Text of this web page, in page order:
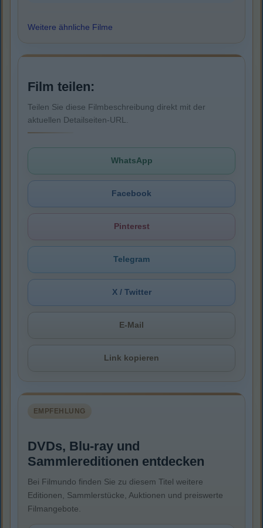
Weitere ähnliche Filme
Film teilen:
Teilen Sie diese Filmbeschreibung direkt mit der
aktuellen Detailseiten-URL.
WhatsApp
Facebook
Pinterest
Telegram
X / Twitter
E-Mail
Link kopieren
EMPFEHLUNG
DVDs, Blu-ray und
Sammlereditionen entdecken
Bei Filmundo finden Sie zu diesem Titel weitere
Editionen, Sammlerstücke, Auktionen und preiswerte
Filmangebote.